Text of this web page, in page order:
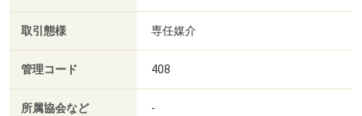
取引態様 専任媒介
管理コード 408
所属協会など -